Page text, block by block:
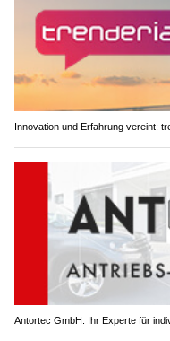
Innovation und Erfahrung vereint:
Antortec GmbH: Ihr Experte für